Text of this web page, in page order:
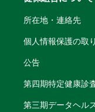
所在地・連絡先
個人情報保護の取
公告
第四期特定健康診
第三期データヘル